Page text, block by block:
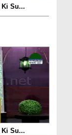
Pyarai Nabi صلی اللہ تعالیٰ علیہ وآلہ وسلم Ki Su...
Pyarai Nabi صلی اللہ تعالیٰ علیہ وآلہ وسلم Ki Su...